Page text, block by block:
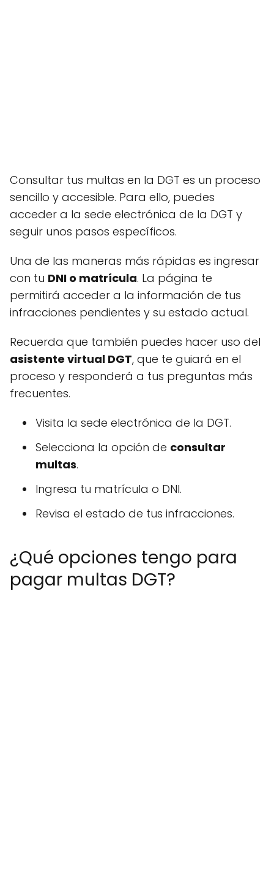
Consultar tus multas en la DGT es un proceso
sencillo y accesible. Para ello, puedes
acceder a la sede electrónica de la DGT y
seguir unos pasos específicos.
Una de las maneras más rápidas es ingresar
con tu DNI o matrícula. La página te
permitirá acceder a la información de tus
infracciones pendientes y su estado actual.
Recuerda que también puedes hacer uso del
asistente virtual DGT, que te guiará en el
proceso y responderá a tus preguntas más
frecuentes.
Visita la sede electrónica de la DGT.
Selecciona la opción de consultar
multas.
Ingresa tu matrícula o DNI.
Revisa el estado de tus infracciones.
¿Qué opciones tengo para
pagar multas DGT?